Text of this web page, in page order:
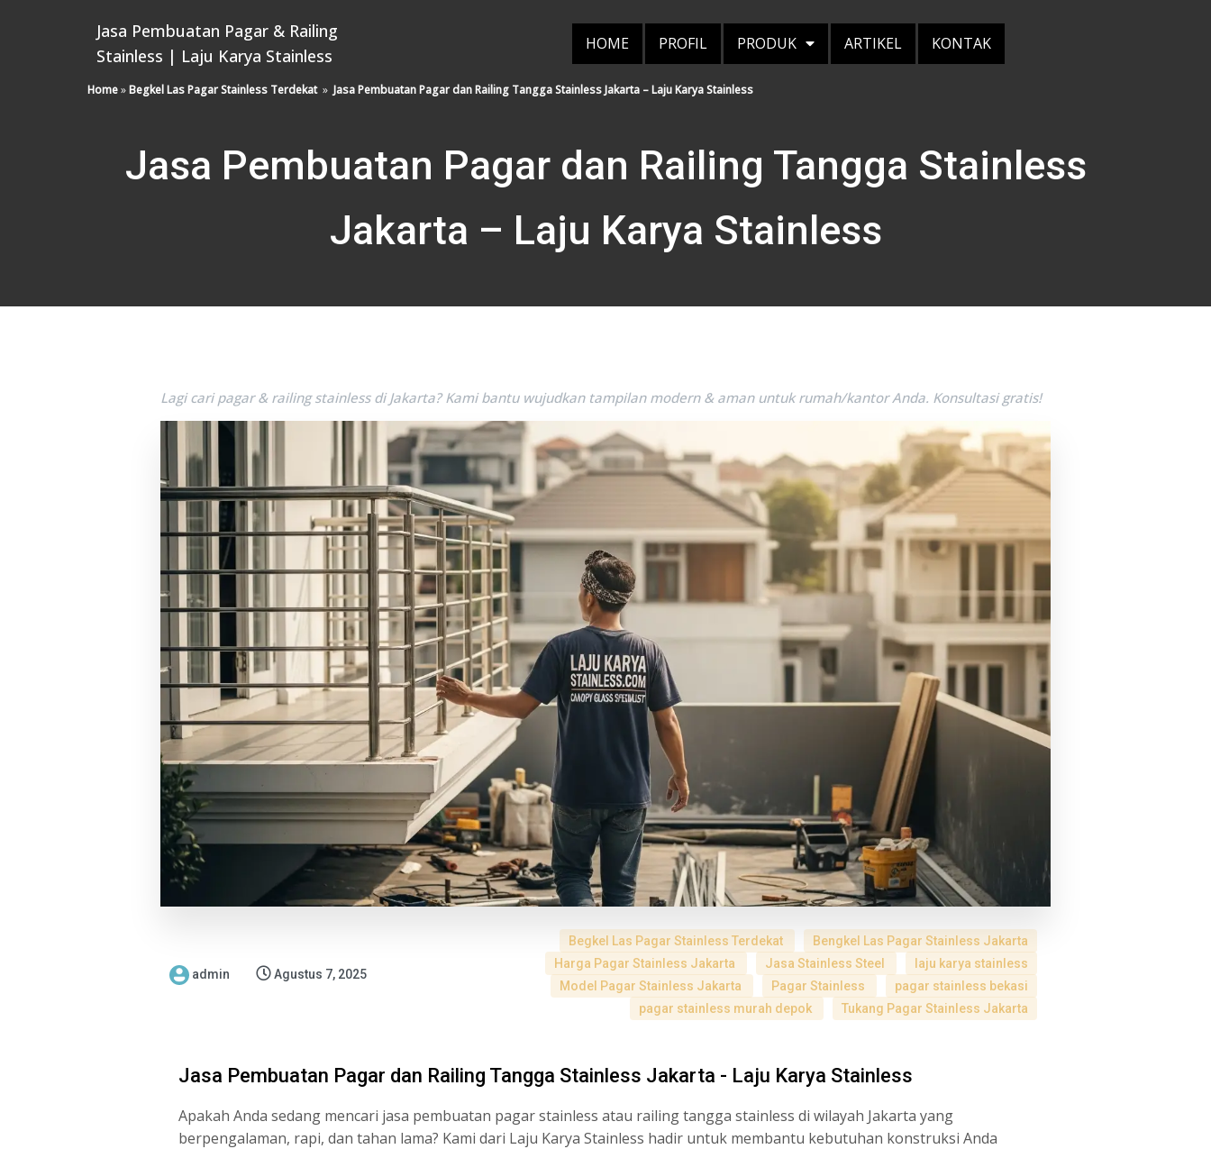
Jasa Pembuatan Pagar & Railing
Stainless | Laju Karya Stainless
HOME PROFIL PRODUK ARTIKEL KONTAK
Home»Begkel Las Pagar Stainless Terdekat » Jasa Pembuatan Pagar dan Railing Tangga Stainless Jakarta – Laju Karya Stainless
Jasa Pembuatan Pagar dan Railing Tangga Stainless
Jakarta – Laju Karya Stainless
Lagi cari pagar & railing stainless di Jakarta? Kami bantu wujudkan tampilan modern & aman untuk rumah/kantor Anda. Konsultasi gratis!
admin Agustus 7, 2025
Begkel Las Pagar Stainless Terdekat
Bengkel Las Pagar Stainless Jakarta
Harga Pagar Stainless Jakarta
Jasa Stainless Steel
laju karya stainless
Model Pagar Stainless Jakarta
Pagar Stainless
pagar stainless bekasi
pagar stainless murah depok
Tukang Pagar Stainless Jakarta
Jasa Pembuatan Pagar dan Railing Tangga Stainless Jakarta - Laju Karya Stainless
Apakah Anda sedang mencari jasa pembuatan pagar stainless atau railing tangga stainless di wilayah Jakarta yang
berpengalaman, rapi, dan tahan lama? Kami dari Laju Karya Stainless hadir untuk membantu kebutuhan konstruksi Anda